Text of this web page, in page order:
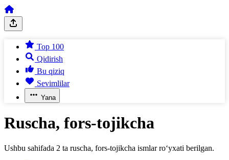
Top 100
Qidirish
Bu qiziq
Sevimlilar
Yana
Ruscha, fors-tojikcha
Ushbu sahifada 2 ta ruscha, fors-tojikcha ismlar ro‘yxati berilgan.